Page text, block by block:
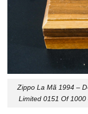
Zippo La Mã 1994 –
Limited 0151 Of